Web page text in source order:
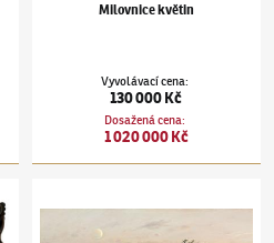
Milovnice květin
Vyvolávací cena:
130 000 Kč
Dosažená cena:
1 020 000 Kč